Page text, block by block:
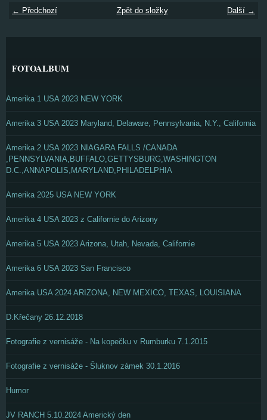
← Předchozí Další →
Zpět do složky
FOTOALBUM
Amerika 1 USA 2023 NEW YORK
Amerika 3 USA 2023 Maryland, Delaware, Pennsylvania, N.Y., California
Amerika 2 USA 2023 NIAGARA FALLS /CANADA
,PENNSYLVANIA,BUFFALO,GETTYSBURG,WASHINGTON
D.C.,ANNAPOLIS,MARYLAND,PHILADELPHIA
Amerika 2025 USA NEW YORK
Amerika 4 USA 2023 z Californie do Arizony
Amerika 5 USA 2023 Arizona, Utah, Nevada, Californie
Amerika 6 USA 2023 San Francisco
Amerika USA 2024 ARIZONA, NEW MEXICO, TEXAS, LOUISIANA
D.Křečany 26.12.2018
Fotografie z vernisáže - Na kopečku v Rumburku 7.1.2015
Fotografie z vernisáže - Šluknov zámek 30.1.2016
Humor
JV RANCH 5.10.2024 Americký den